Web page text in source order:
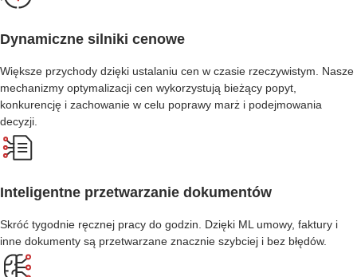
Dynamiczne silniki cenowe
Większe przychody dzięki ustalaniu cen w czasie rzeczywistym. Nasze
mechanizmy optymalizacji cen wykorzystują bieżący popyt,
konkurencję i zachowanie w celu poprawy marż i podejmowania
decyzji.
Inteligentne przetwarzanie dokumentów
Skróć tygodnie ręcznej pracy do godzin. Dzięki ML umowy, faktury i
inne dokumenty są przetwarzane znacznie szybciej i bez błędów.